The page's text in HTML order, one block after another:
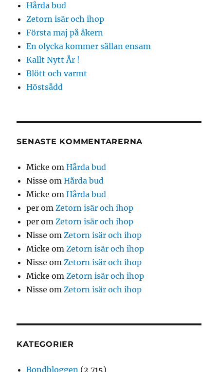
Hårda bud
Zetorn isär och ihop
Första maj på åkern
En olycka kommer sällan ensam
Kallt Nytt År !
Blött och varmt
Höstsådd
SENASTE KOMMENTARERNA
Micke omHårda bud
Nisse omHårda bud
Micke omHårda bud
per omZetorn isär och ihop
per omZetorn isär och ihop
Nisse omZetorn isär och ihop
Micke omZetorn isär och ihop
Nisse omZetorn isär och ihop
Micke omZetorn isär och ihop
Nisse omZetorn isär och ihop
KATEGORIER
Bondbloggen (2 715)